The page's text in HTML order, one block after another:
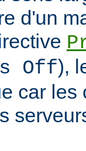
d'un
Off),
car les